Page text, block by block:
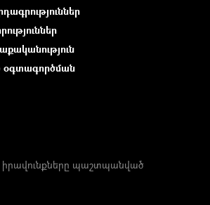
օգտագործման
իրավունքները պաշտպանված